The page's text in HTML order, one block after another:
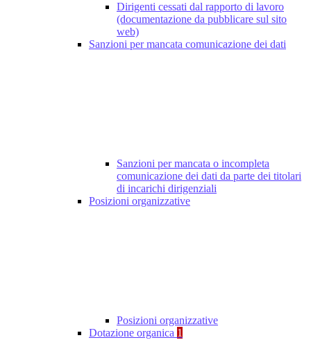
Dirigenti cessati dal rapporto di lavoro
(documentazione da pubblicare sul sito
web)
Sanzioni per mancata comunicazione dei dati
Sanzioni per mancata o incompleta
comunicazione dei dati da parte dei titolari
di incarichi dirigenziali
Posizioni organizzative
Posizioni organizzative
Dotazione organica 1